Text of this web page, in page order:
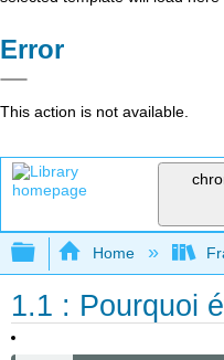
Error
This action is not available.
Expand/
Home
1.1 : Pourquoi